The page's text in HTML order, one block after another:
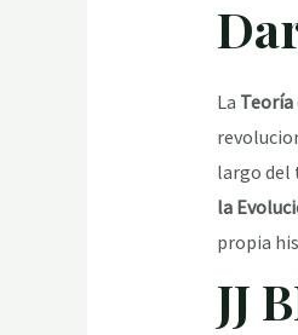
La Teoría
largo del
la
propia
JJ